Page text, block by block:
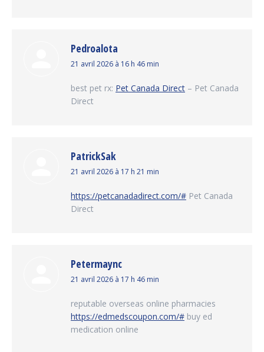
Pedroalota
dit
21 avril 2026 à 16 h 46 min
best pet rx: Pet Canada Direct – Pet Canada
Direct
PatrickSak
dit
21 avril 2026 à 17 h 21 min
https://petcanadadirect.com/# Pet Canada
Direct
Petermaync
dit
21 avril 2026 à 17 h 46 min
reputable overseas online pharmacies
https://edmedscoupon.com/# buy ed
medication online